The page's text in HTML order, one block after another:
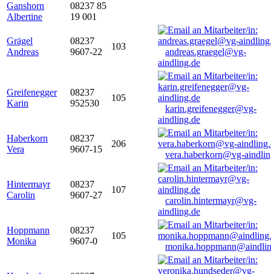
Ganshorn
Albertine
08237 85
19 001
Grägel
Andreas
08237
9607-22
103
andreas.graegel@vg-
aindling.de
Greifenegger
Karin
08237
952530
105
karin.greifenegger@vg-
aindling.de
Haberkorn
Vera
08237
9607-15
206
vera.haberkorn@vg-
Hintermayr
Carolin
08237
9607-27
107
carolin.hintermayr@vg-
aindling.de
Hoppmann
Monika
08237
9607-0
105